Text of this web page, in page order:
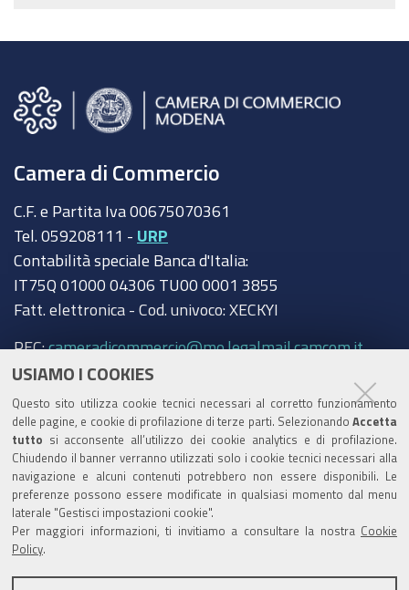
USIAMO I COOKIES
Questo sito utilizza cookie tecnici necessari al corretto funzionamento
delle pagine, e cookie di profilazione di terze parti. Selezionando Accetta
tutto si acconsente all’utilizzo dei cookie analytics e di profilazione.
Chiudendo il banner verranno utilizzati solo i cookie tecnici necessari alla
navigazione e alcuni contenuti potrebbero non essere disponibili. Le
preferenze possono essere modificate in qualsiasi momento dal menu
laterale "Gestisci impostazioni cookie".
Per maggiori informazioni, ti invitiamo a consultare la nostra Cookie
Policy
Camera di Commercio
C.F. e Partita Iva 00675070361
Tel. 059208111 - URP
Contabilità speciale Banca d'Italia:
IT75Q 01000 04306 TU00 0001 3855
Fatt. elettronica - Cod. univoco: XECKYI
PEC:cameradicommercio@mo.legalmail.camcom.it
Trasparenza
Amministrazione trasparente
Albo Camerale
Pubblicità Legale
Area riservata Amministratori